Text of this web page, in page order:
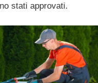
stati approvati.